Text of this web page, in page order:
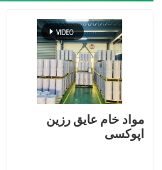
رزین اپوکسی فضای باز
رزین اپوکسی بازدارنده شعله
رزین اپوکسی تزریقی
مواد خام عایق رزین
اپوکسی